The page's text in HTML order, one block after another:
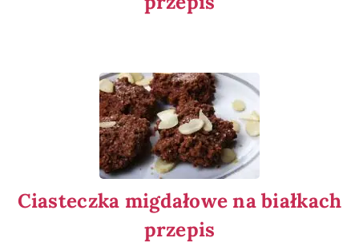
Ciasteczka migdałowe na białkach
przepis